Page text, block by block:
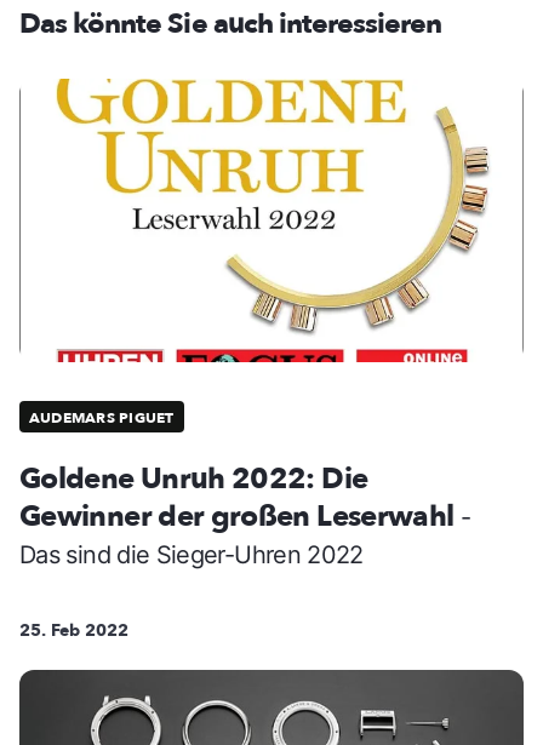
Das könnte Sie auch interessieren
AUDEMARS PIGUET
Goldene Unruh 2022: Die
Gewinner der großen Leserwahl -
Das sind die Sieger-Uhren 2022
25. Feb 2022